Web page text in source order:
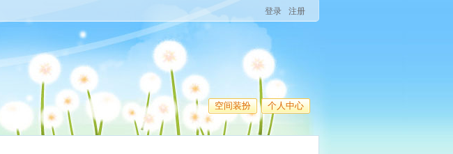
登录 注册
空间装扮 个人中心